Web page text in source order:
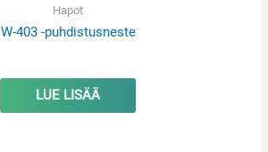
Hapot
W-403 -puhdistusneste
LUE LISÄÄ